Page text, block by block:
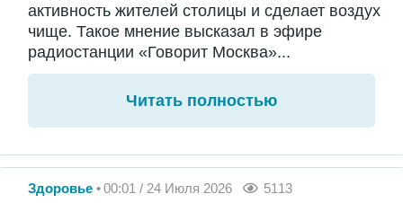
активность жителей столицы и сделает воздух
чище. Такое мнение высказал в эфире
радиостанции «Говорит Москва»...
Читать полностью
Здоровье 00:01 / 24 Июля 2026 5113